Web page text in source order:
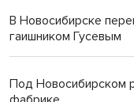
В Новосибирске
гаишником Гусевым
Под Новосибирском